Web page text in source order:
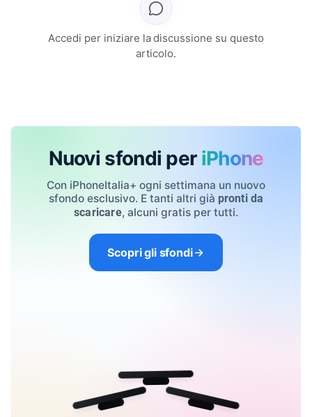
Accedi per iniziare la discussione su questo
articolo.
Nuovi sfondi per iPhone
Con iPhoneItalia+ ogni settimana un nuovo
sfondo esclusivo. E tanti altri già pronti da
scaricare, alcuni gratis per tutti.
Scopri gli sfondi